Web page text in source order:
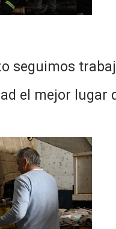
seguimos
el mejor lugar